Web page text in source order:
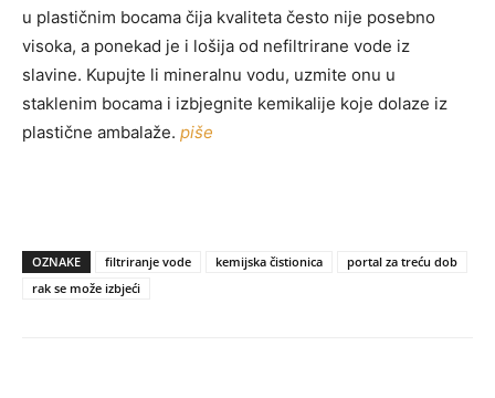
u plastičnim bocama čija kvaliteta često nije posebno
visoka, a ponekad je i lošija od nefiltrirane vode iz
slavine. Kupujte li mineralnu vodu, uzmite onu u
staklenim bocama i izbjegnite kemikalije koje dolaze iz
plastične ambalaže. piše
OZNAKE filtriranje vode kemijska čistionica
portal za treću dob
rak se može izbjeći